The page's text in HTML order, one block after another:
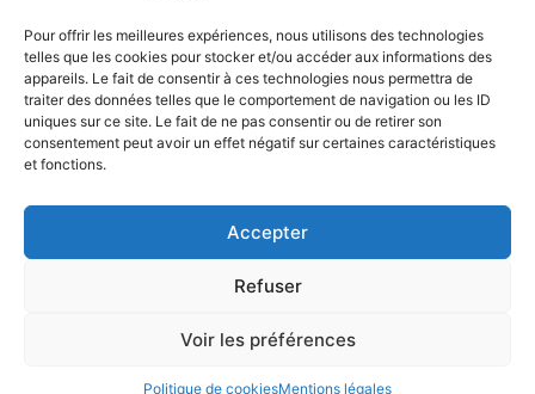
Pour offrir les meilleures expériences, nous utilisons des technologies
telles que les cookies pour stocker et/ou accéder aux informations des
appareils. Le fait de consentir à ces technologies nous permettra de
traiter des données telles que le comportement de navigation ou les ID
uniques sur ce site. Le fait de ne pas consentir ou de retirer son
consentement peut avoir un effet négatif sur certaines caractéristiques
et fonctions.
Accepter
Refuser
Voir les préférences
Politique de cookiesMentions légales
Cliquez pour accepter les cookies
marketing et activer ce contenu
Copyright 2023 Vignoble Chagnoleau – Tous droits réservés